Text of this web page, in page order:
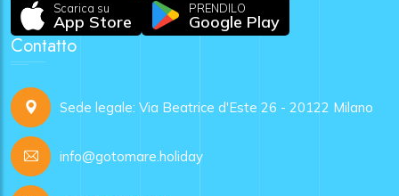
Scarica su
App Store
PRENDILO
Google Play
Contatto
Sede legale: Via Beatrice d'Este 26 - 20122 Milano
info@gotomare.holiday